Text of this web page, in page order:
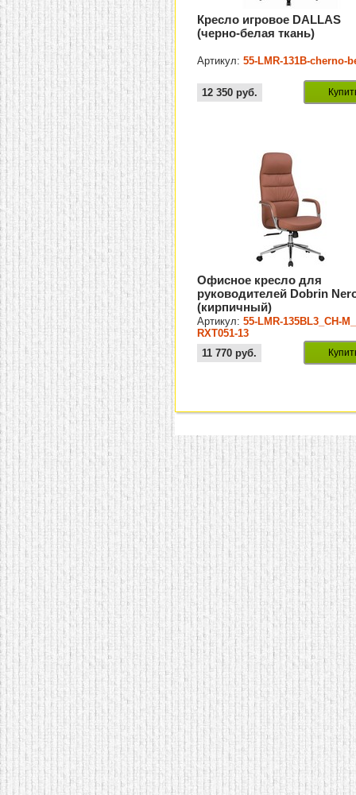
Кресло игровое DALLAS
(черно-белая ткань)
Артикул:55-LMR-131B-cherno-
12 350 руб.
Офисное кресло для
руководителей Dobrin
(кирпичный)
Артикул:55-LMR-135BL3_CH-
RXT051-13
11 770 руб.